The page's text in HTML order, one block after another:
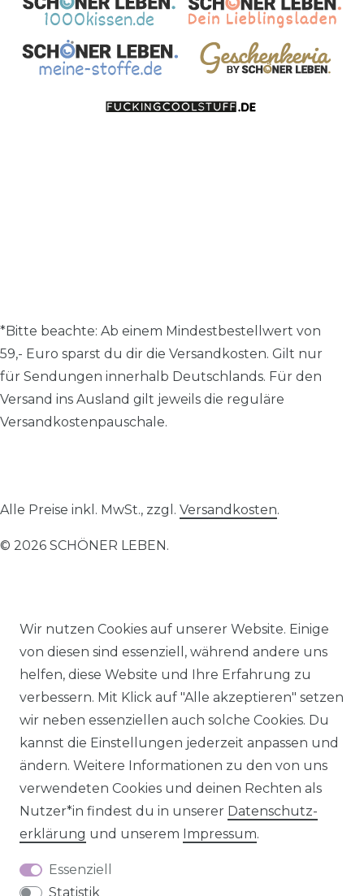
Wir nutzen Cookies auf unserer Website. Einige
von diesen sind essenziell, während andere uns
helfen, diese Website und Ihre Erfahrung zu
verbessern. Mit Klick auf "Alle akzeptieren" setzen
wir neben essenziellen auch solche Cookies. Du
kannst die Einstellungen jederzeit anpassen und
ändern. Weitere Informationen zu den von uns
verwendeten Cookies und deinen Rechten als
Nutzer*in findest du in unserer Daten­schutz­
erklärung und unserem Impressum.
Essenziell
Statistik
*Bitte beachte: Ab einem Mindestbestellwert von
59,- Euro sparst du dir die Versandkosten. Gilt nur
für Sendungen innerhalb Deutschlands. Für den
Versand ins Ausland gilt jeweils die reguläre
Versandkostenpauschale.
Alle Preise inkl. MwSt., zzgl. Versandkosten.
© 2026 SCHÖNER LEBEN.
Impressum Daten­schutz­erklärung AGB
Barrierefreiheitserklärung Widerrufs­recht
VERTRAG WIDERRUFEN